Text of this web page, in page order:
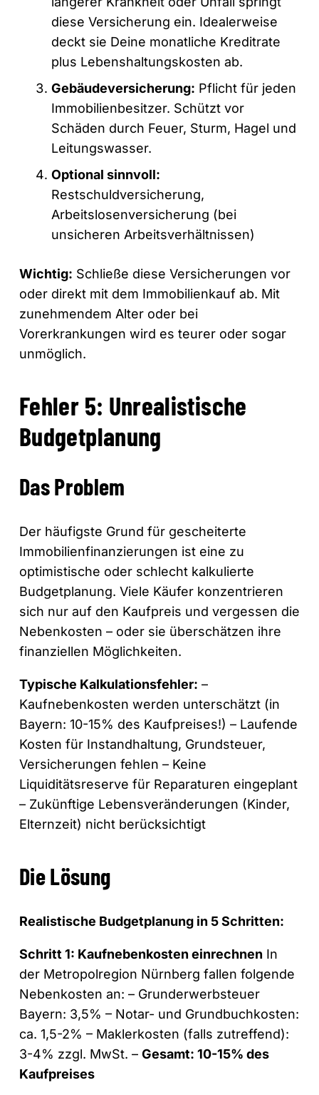
diese Versicherung ein. Idealerweise
deckt sie Deine monatliche Kreditrate
plus Lebenshaltungskosten ab.
Gebäudeversicherung: Pflicht für jeden
Immobilienbesitzer. Schützt vor
Schäden durch Feuer, Sturm, Hagel und
Leitungswasser.
Optional sinnvoll:
Restschuldversicherung,
Arbeitslosenversicherung (bei
unsicheren Arbeitsverhältnissen)
Wichtig: Schließe diese Versicherungen vor
oder direkt mit dem Immobilienkauf ab. Mit
zunehmendem Alter oder bei
Vorerkrankungen wird es teurer oder sogar
unmöglich.
Fehler 5: Unrealistische
Budgetplanung
Das Problem
Der häufigste Grund für gescheiterte
Immobilienfinanzierungen ist eine zu
optimistische oder schlecht kalkulierte
Budgetplanung. Viele Käufer konzentrieren
sich nur auf den Kaufpreis und vergessen die
Nebenkosten – oder sie überschätzen ihre
finanziellen Möglichkeiten.
Typische Kalkulationsfehler: –
Kaufnebenkosten werden unterschätzt (in
Bayern: 10-15% des Kaufpreises!) – Laufende
Kosten für Instandhaltung, Grundsteuer,
Versicherungen fehlen – Keine
Liquiditätsreserve für Reparaturen eingeplant
– Zukünftige Lebensveränderungen (Kinder,
Elternzeit) nicht berücksichtigt
Die Lösung
Realistische Budgetplanung in 5 Schritten:
Schritt 1: Kaufnebenkosten einrechnen In
der Metropolregion Nürnberg fallen folgende
Nebenkosten an: – Grunderwerbsteuer
Bayern: 3,5% – Notar- und Grundbuchkosten:
ca. 1,5-2% – Maklerkosten (falls zutreffend):
3-4% zzgl. MwSt. – Gesamt: 10-15% des
Kaufpreises